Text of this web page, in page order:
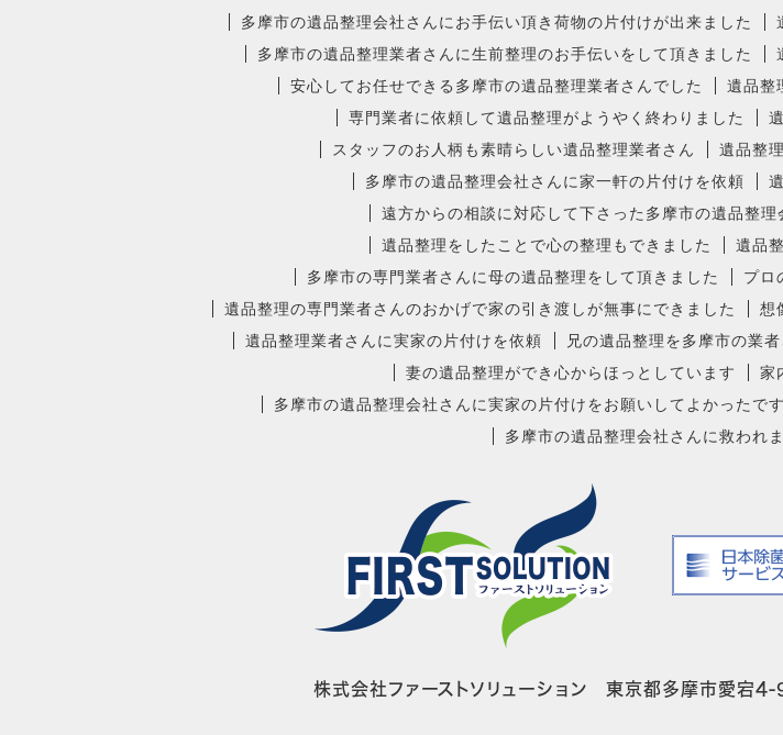
多摩市の遺品整理会社さんにお手伝い頂き荷物の片付けが出来ました
多摩市の遺品整理業者さんに生前整理のお手伝いをして頂きました
安心してお任せできる多摩市の遺品整理業者さんでした
遺品整
専門業者に依頼して遺品整理がようやく終わりました
スタッフのお人柄も素晴らしい遺品整理業者さん
遺品整
多摩市の遺品整理会社さんに家一軒の片付けを依頼
遠方からの相談に対応して下さった多摩市の遺品整理
遺品整理をしたことで心の整理もできました
遺品
多摩市の専門業者さんに母の遺品整理をして頂きました
プロ
遺品整理の専門業者さんのおかげで家の引き渡しが無事にできました
想
遺品整理業者さんに実家の片付けを依頼
兄の遺品整理を多摩市の業
妻の遺品整理ができ心からほっとしています
家
多摩市の遺品整理会社さんに実家の片付けをお願いしてよかったです
多摩市の遺品整理会社さんに救われ
株式会社ファーストソリューション 東京都多摩市